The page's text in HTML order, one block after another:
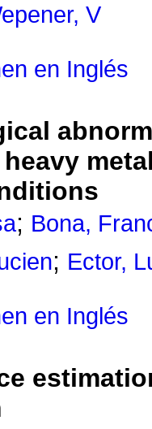
V
en Inglés
; Bona,
; Ector,
en Inglés